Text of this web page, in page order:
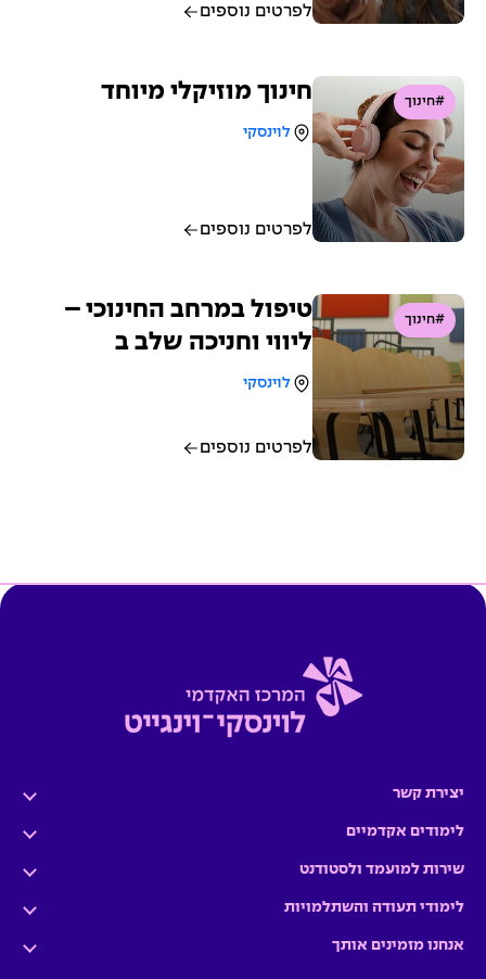
לפרטים נוספים
#חינוך חינוך מוזיקלי מיוחד
לוינסקי
לפרטים נוספים
#חינוך
טיפול במרחב החינוכי –
ליווי וחניכה שלב ב
לוינסקי
לפרטים נוספים
יצירת קשר
לימודים אקדמיים
שירות למועמד ולסטודנט
לימודי תעודה והשתלמויות
אנחנו מזמינים אותך